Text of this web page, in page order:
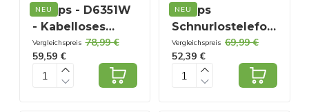
NEU
Philips - D6351W
- Kabelloses
Telefon mit
Anrufbeantworter
- Telefonbuch
Vergleichspreis 78,99 €
59,59 €
NEU
Philips
Schnurlostelefon
D2752B/12 - DECT
- 2 Handteile -
Haustelefon -
Vergleichspreis 69,99 €
52,39 €